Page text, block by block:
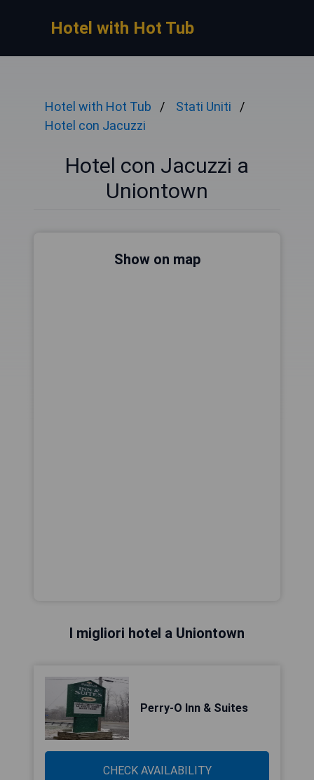
Hotel with Hot Tub
Hotel with Hot Tub
Stati Uniti
Hotel con Jacuzzi
Hotel con Jacuzzi a
Uniontown
Show on map
I migliori hotel a Uniontown
Perry-O Inn & Suites
CHECK AVAILABILITY